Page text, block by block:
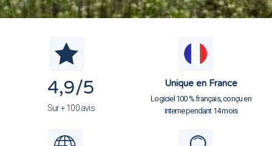
4,9/5
Sur + 100 avis
Unique en France
Logiciel 100 % français, conçu en
interne pendant 14 mois